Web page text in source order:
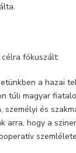
fókuszált:
a hazai
túli magyar
személyi és
arra, hogy a